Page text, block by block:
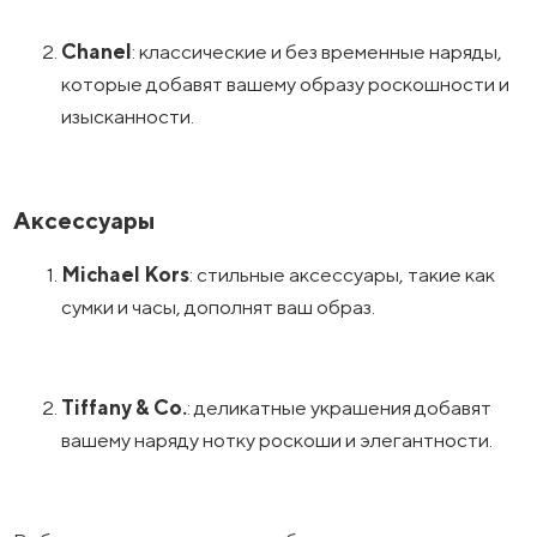
Chanel: классические и без временные наряды,
которые добавят вашему образу роскошности и
изысканности.
Аксессуары
Michael Kors: стильные аксессуары, такие как
сумки и часы, дополнят ваш образ.
Tiffany & Co.: деликатные украшения добавят
вашему наряду нотку роскоши и элегантности.